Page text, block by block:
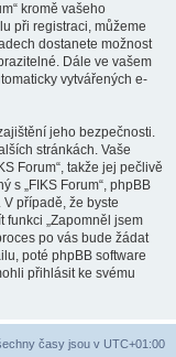
kromě vašeho
při registraci, můžeme
dostanete možnost
Dále ve vašem
vytvářených e-
jeho bezpečnosti.
stránkách. Vaše
Forum“, takže jej pečlivě
s „FIKS Forum“, phpBB
případě, že byste
funkci „Zapomněl jsem
po vás bude žádat
poté phpBB software
přihlásit ke svému
časy jsou v UTC+01:00